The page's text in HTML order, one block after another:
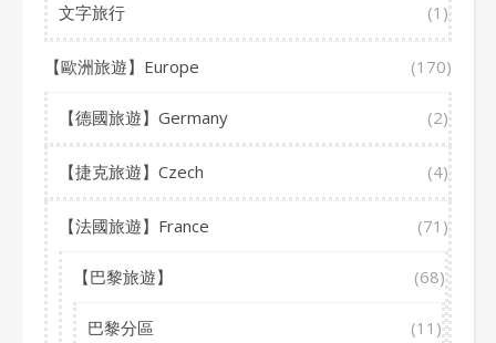
文字旅行 (1)
【歐洲旅遊】Europe (170)
【德國旅遊】Germany (2)
【捷克旅遊】Czech (4)
【法國旅遊】France (71)
【巴黎旅遊】 (68)
巴黎分區 (11)